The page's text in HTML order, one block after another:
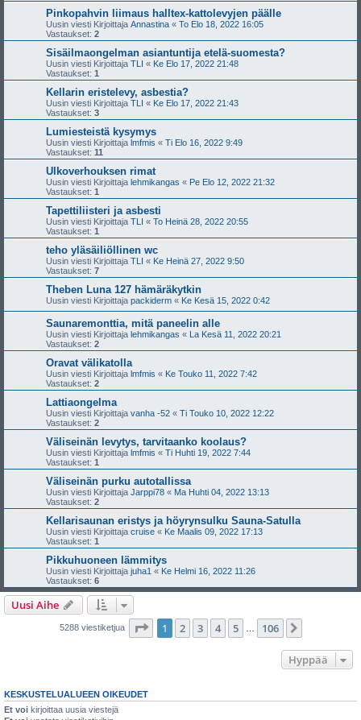
Pinkopahvin liimaus halltex-kattolevyjen päälle
Uusin viesti Kirjoittaja Annastina « To Elo 18, 2022 16:05
Vastaukset: 2
Sisäilmaongelman asiantuntija etelä-suomesta?
Uusin viesti Kirjoittaja TLI « Ke Elo 17, 2022 21:48
Vastaukset: 1
Kellarin eristelevy, asbestia?
Uusin viesti Kirjoittaja TLI « Ke Elo 17, 2022 21:43
Vastaukset: 3
Lumiesteistä kysymys
Uusin viesti Kirjoittaja lmfmis « Ti Elo 16, 2022 9:49
Vastaukset: 11
Ulkoverhouksen rimat
Uusin viesti Kirjoittaja lehmikangas « Pe Elo 12, 2022 21:32
Vastaukset: 1
Tapettiliisteri ja asbesti
Uusin viesti Kirjoittaja TLI « To Heinä 28, 2022 20:55
Vastaukset: 1
teho yläsäiliöllinen wc
Uusin viesti Kirjoittaja TLI « Ke Heinä 27, 2022 9:50
Vastaukset: 7
Theben Luna 127 hämäräkytkin
Uusin viesti Kirjoittaja packiderm « Ke Kesä 15, 2022 0:42
Saunaremonttia, mitä paneelin alle
Uusin viesti Kirjoittaja lehmikangas « La Kesä 11, 2022 20:21
Vastaukset: 2
Oravat välikatolla
Uusin viesti Kirjoittaja lmfmis « Ke Touko 11, 2022 7:42
Vastaukset: 2
Lattiaongelma
Uusin viesti Kirjoittaja vanha -52 « Ti Touko 10, 2022 12:22
Vastaukset: 2
Väliseinän levytys, tarvitaanko koolaus?
Uusin viesti Kirjoittaja lmfmis « Ti Huhti 19, 2022 7:44
Vastaukset: 1
Väliseinän purku autotallissa
Uusin viesti Kirjoittaja Jarppi78 « Ma Huhti 04, 2022 13:13
Vastaukset: 2
Kellarisaunan eristys ja höyrynsulku Sauna-Satulla
Uusin viesti Kirjoittaja cruise « Ke Maalis 09, 2022 17:13
Vastaukset: 1
Pikkuhuoneen lämmitys
Uusin viesti Kirjoittaja juha1 « Ke Helmi 16, 2022 11:26
Vastaukset: 6
Uusi Aihe
5288 viestiketjua Sivu /106
1 2 3 4 5 106
Hyppää
KESKUSTELUALUEEN OIKEUDET
Et voi kirjoittaa uusia viestejä